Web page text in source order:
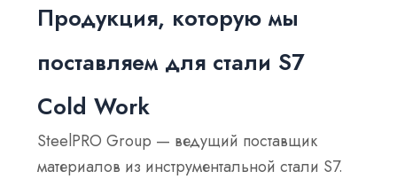
Продукция, которую мы
поставляем для стали S7
Cold Work
SteelPRO Group — ведущий поставщик
материалов из инструментальной стали S7.